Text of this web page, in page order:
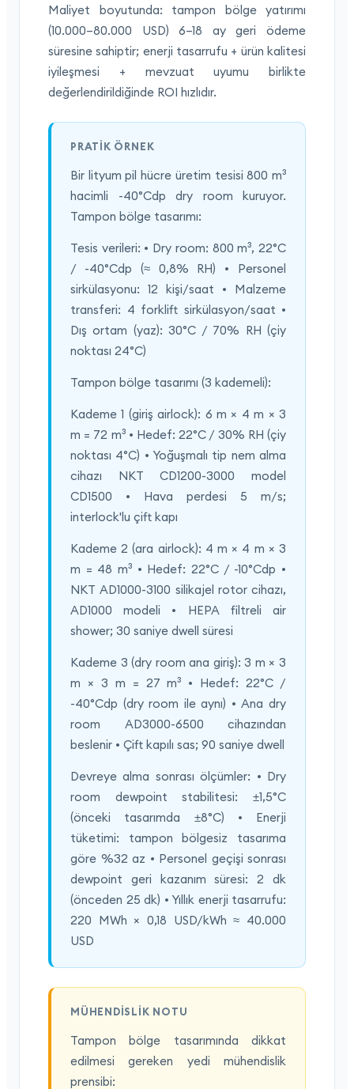
Maliyet boyutunda: tampon bölge yatırımı
(10.000–80.000 USD) 6–18 ay geri ödeme
süresine sahiptir; enerji tasarrufu + ürün kalitesi
iyileşmesi + mevzuat uyumu birlikte
değerlendirildiğinde ROI hızlıdır.
PRATIK ÖRNEK
Bir lityum pil hücre üretim tesisi 800 m³
hacimli -40°Cdp dry room kuruyor.
Tampon bölge tasarımı:
Tesis verileri: • Dry room: 800 m³, 22°C
/ -40°Cdp (≈ 0,8% RH) • Personel
sirkülasyonu: 12 kişi/saat • Malzeme
transferi: 4 forklift sirkülasyon/saat •
Dış ortam (yaz): 30°C / 70% RH (çiy
noktası 24°C)
Tampon bölge tasarımı (3 kademeli):
Kademe 1 (giriş airlock): 6 m × 4 m × 3
m = 72 m³ • Hedef: 22°C / 30% RH (çiy
noktası 4°C) • Yoğuşmalı tip nem alma
cihazı NKT CD1200-3000 model
CD1500 • Hava perdesi 5 m/s;
interlock'lu çift kapı
Kademe 2 (ara airlock): 4 m × 4 m × 3
m = 48 m³ • Hedef: 22°C / -10°Cdp •
NKT AD1000-3100 silikajel rotor cihazı,
AD1000 modeli • HEPA filtreli air
shower; 30 saniye dwell süresi
Kademe 3 (dry room ana giriş): 3 m × 3
m × 3 m = 27 m³ • Hedef: 22°C /
-40°Cdp (dry room ile aynı) • Ana dry
room AD3000-6500 cihazından
beslenir • Çift kapılı sas; 90 saniye dwell
Devreye alma sonrası ölçümler: • Dry
room dewpoint stabilitesi: ±1,5°C
(önceki tasarımda ±8°C) • Enerji
tüketimi: tampon bölgesiz tasarıma
göre %32 az • Personel geçişi sonrası
dewpoint geri kazanım süresi: 2 dk
(önceden 25 dk) • Yıllık enerji tasarrufu:
220 MWh × 0,18 USD/kWh ≈ 40.000
USD
MÜHENDISLIK NOTU
Tampon bölge tasarımında dikkat
edilmesi gereken yedi mühendislik
prensibi: